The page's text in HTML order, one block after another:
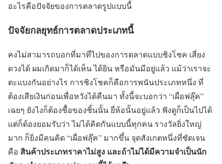
อะไรคือปัจจัยของการตลาดรูปแบบนี้
ปัจจัยกลยุทธ์การตลาดประเภทนี้
คงไม่สามารถบอกที่มาที่ไปของการตลาดแบบชิงโชค เสี่ยง
ดวงได้ ผมเกิดมาก็ได้เห็น ได้ยิน หรือมันมีอยู่แล้ว แม้ว่าเราจะ
ตะแบงกันอย่างไร การชิงโชคก็คือการพนันประเภทหนึ่ง ที่
ต้องเสียเงินก่อนเพื่อหวังได้คืนมา ทั้งนี้จะบอกว่า “เผื่อฟลุ๊ค”
เฉยๆ ยังไงก็ต้องซื้อของชิ้นนั้น ยี่ห้อนั้นอยู่แล้ว ฟังดูก็เป็นไปได้
แต่ก็ต้องยอมรับว่า ไม่ได้คิดกันแบบนี้ทุกคน รางวัลยิ่งใหญ่
มาก ก็ยิ่งมีคนคิด “เผื่อฟลุ๊ค” มากขึ้น จุดสังเกตหนึ่งที่ชัดเจน
คือ สินค้าประเภทราคาไม่สูง และถ้าไม่ได้มีความจำเป็นนัก